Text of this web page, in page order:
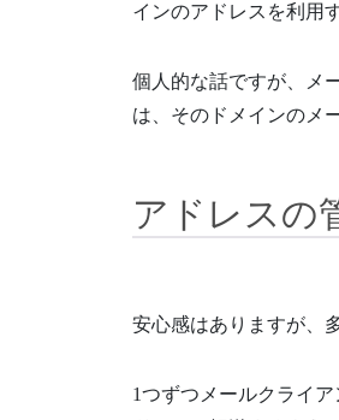
インのアドレスを利用
個人的な話ですが、メ
は、そのドメインのメ
アドレスの
安心感はありますが、
1つずつメールクライ